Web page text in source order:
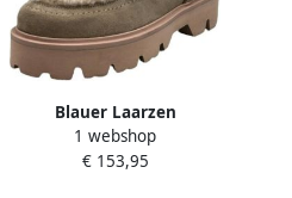
Blauer Laarzen
1 webshop
€ 153,95